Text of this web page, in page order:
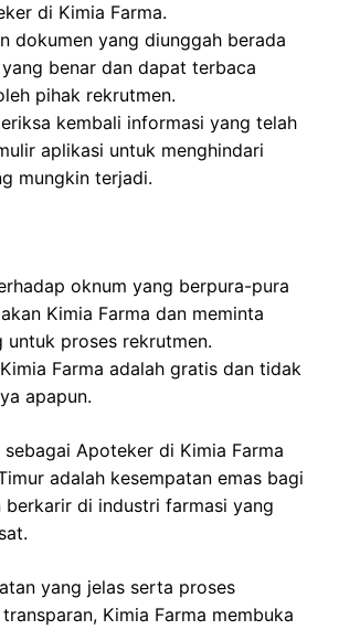
di Kimia Farma.
dokumen yang diunggah berada
benar dan dapat terbaca
pihak rekrutmen.
kembali informasi yang telah
aplikasi untuk menghindari
mungkin terjadi.
oknum yang berpura-pura
Kimia Farma dan meminta
untuk proses rekrutmen.
Farma adalah gratis dan tidak
apapun.
Apoteker di Kimia Farma
adalah kesempatan emas bagi
berkarir di industri farmasi yang
yang jelas serta proses
Kimia Farma membuka